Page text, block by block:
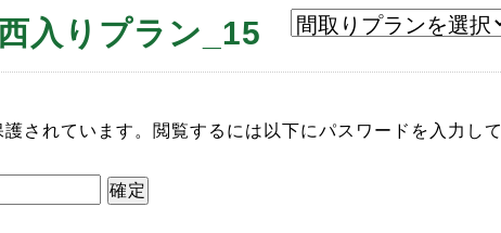
入りプラン_15
されています。閲覧するには以下にパスワードを入力して